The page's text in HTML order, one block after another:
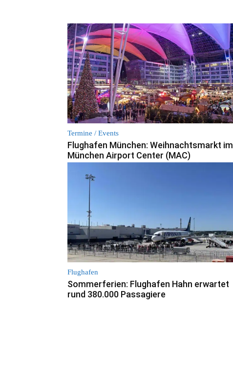
Termine / Events
Flughafen München: Weihnachtsmarkt im
München Airport Center (MAC)
Flughafen
Sommerferien: Flughafen Hahn erwartet
rund 380.000 Passagiere